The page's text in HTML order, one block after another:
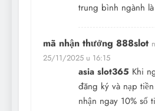
trung bình ngành là
mã nhận thưởng 888slot
25/11/2025 u 16:15
asia slot365 Khi
đăng ký và nạp
nhận ngay 10% số